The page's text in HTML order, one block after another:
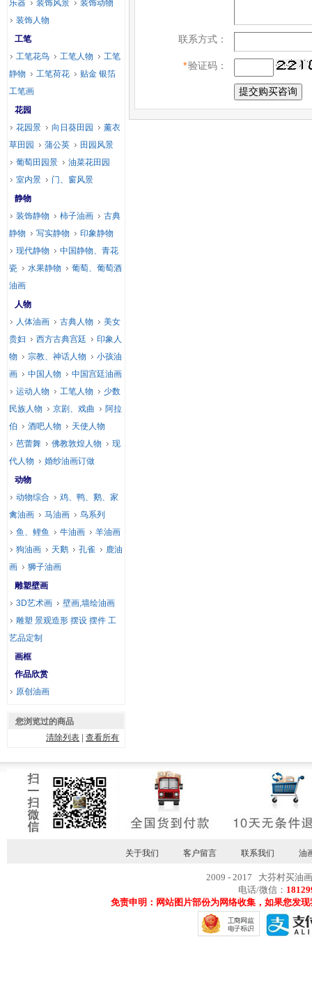
联系方式：
*验证码：
乐器 装饰风景
装饰动物
装饰人物
工笔
工笔花鸟
工笔人物
工笔
静物
工笔荷花
贴金 银箔
工笔画
花园
花园景
向日葵田园
薰衣
草田园
蒲公英
田园风景
葡萄田园景
油菜花田园
室内景
门、窗风景
静物
装饰静物
柿子油画
古典
静物
写实静物
印象静物
现代静物
中国静物、青花
瓷
水果静物
葡萄、葡萄酒
油画
人物
人体油画
古典人物
美女
贵妇
西方古典宫廷
印象人
物
宗教、神话人物
小孩油
画
中国人物
中国宫廷油画
运动人物
工笔人物
少数
民族人物
京剧、戏曲
阿拉
伯
酒吧人物
天使人物
芭蕾舞
佛教敦煌人物
现
代人物
婚纱油画订做
动物
动物综合
鸡、鸭、鹅、家
禽油画
马油画
鸟系列
鱼、鲤鱼
牛油画
羊油画
狗油画
天鹅 孔雀
鹿油
画
狮子油画
雕塑壁画
3D艺术画
壁画,墙绘油画
雕塑 景观造形 摆设 摆件 工
艺品定制
画框
作品欣赏
原创油画
您浏览过的商品
清除列表 |查看所有
关于我们 客户留言 联系我们 油
2009 - 2017 大芬村买油
电话/微信：
免责申明：网站图片部份为网络收集，如果您发